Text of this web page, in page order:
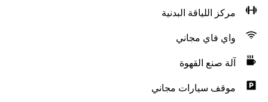
مركز اللياقة البدنية
واي فاي مجاني
آلة صنع القهوة
موقف سيارات مجاني